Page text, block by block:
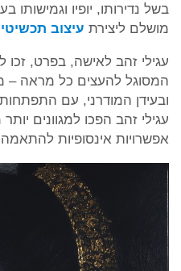
בשל נדירותו, יופיו
מושלם ליצירת עיצוב
עגילי זהב לאישה, בפרט, זכו
המסוגל להעצים כל מראה –
ובעידן המודרני, עם התפתחות
עגילי זהב הפכו למגוונים
אפשרויות אינסופיות להתאמה